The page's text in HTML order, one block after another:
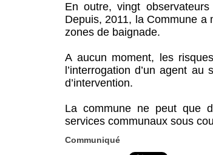
En outre, vingt
Depuis, 2011, la Commune
zones de baignade.
A aucun moment, les
l’interrogation d’un agent
d’intervention.
La commune ne peut que
services communaux sous
Communiqué